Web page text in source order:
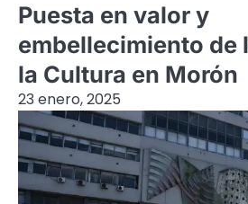
Puesta en valor y
embellecimiento de
la Cultura en Morón
23 enero, 2025